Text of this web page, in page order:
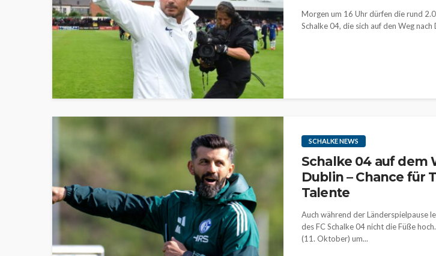
Morgen um 16 Uhr dürfen die rund
Schalke 04, die sich auf den Weg nach
SCHALKE NEWS
Schalke 04 auf dem
Dublin – Chance für
Talente
Auch während der Länderspielpause
des FC Schalke 04 nicht die Füße
(11. Oktober) um...